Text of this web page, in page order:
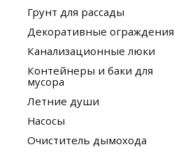
Грунт для рассады
Декоративные ограждения
Канализационные люки
Контейнеры и баки для
мусора
Летние души
Насосы
Очиститель дымохода